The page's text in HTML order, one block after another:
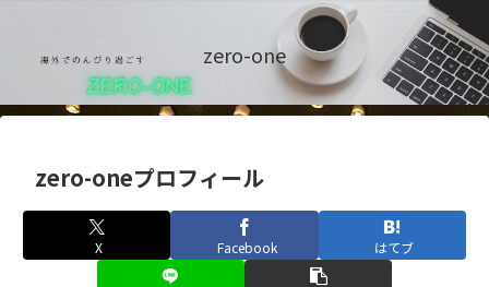
zero-one
zero-oneプロフィール
X Facebook はてブ